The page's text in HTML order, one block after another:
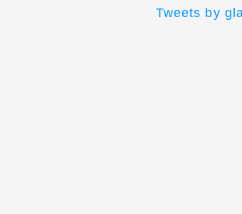
Tweets by